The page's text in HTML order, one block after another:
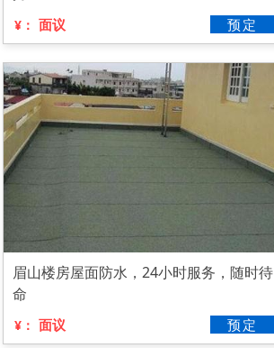
¥： 面议 预定
眉山楼房屋面防水，24小时服务，随时待
命
¥： 面议 预定